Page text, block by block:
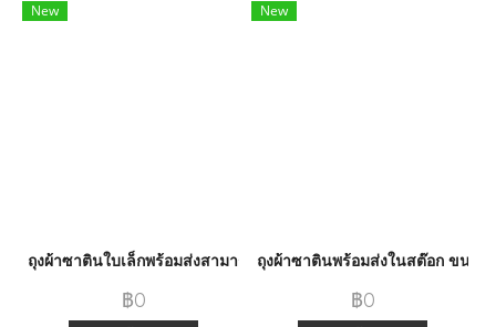
New
ถุงผ้าซาตินใบเล็กพร้อมส่งสามารถสั่งสกรีนได้เลยขั้นต่ำ 100 ใบ หรือสั่
฿0
New
ถุงผ้าซาตินพร้อมส่งในสต๊อก ขนาด
฿0